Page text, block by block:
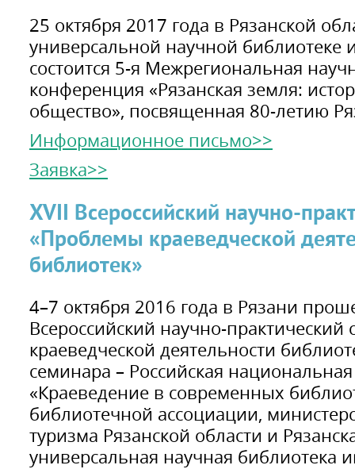
25 октября 2017 года в Рязанской
универсальной научной библиотеке
состоится 5-я Межрегиональная
конференция «Рязанская земля:
общество», посвященная 80-летию
Информационное письмо>>
Заявка>>
XVII Всероссийский научно-
«Проблемы краеведческой
библиотек»
4–7 октября 2016 года в Рязани
Всероссийский научно-
краеведческой деятельности
семинара – Российская
«Краеведение в современных
библиотечной ассоциации,
туризма Рязанской области и
универсальная научная библиотека